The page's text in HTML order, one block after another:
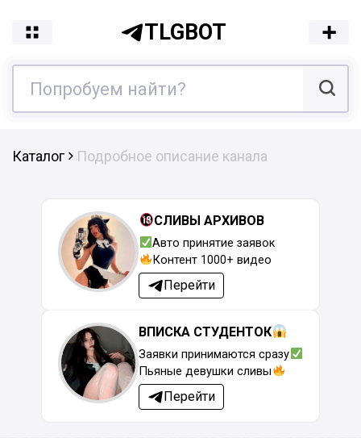
TLGBOT
Каталог Подробное описание канала
СЛИВЫ АРХИВОВ
Авто принятие заявок
Контент 1000+ видео
Перейти
ВПИСКА СТУДЕНТОК
Заявки принимаются сразу
Пьяные девушки сливы
Перейти